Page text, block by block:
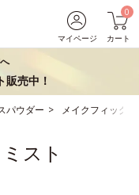
マイページ
0
カート
販売中！
パウダー メイクフィック
スト